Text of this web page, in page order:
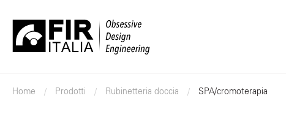
Home Prodotti Rubinetteria doccia SPA/cromoterapia